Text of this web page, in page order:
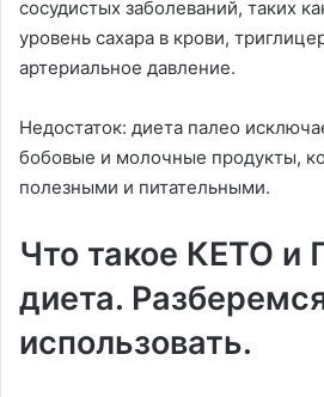
сосудистых заболеваний, таких
уровень сахара в крови,
артериальное давление.
Недостаток: диета палео
бобовые и молочные продукты,
полезными и питательными.
Что такое КЕТО и
диета.
использовать.